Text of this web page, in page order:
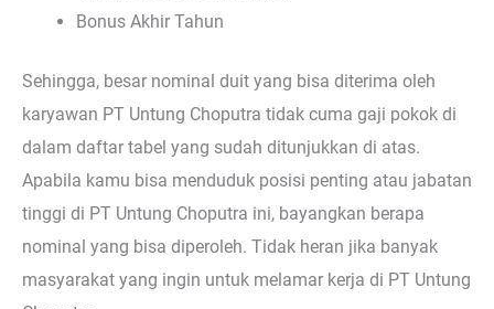
Bonus Akhir Tahun
Sehingga, besar nominal duit yang bisa diterima oleh
karyawan PT Untung Choputra tidak cuma gaji pokok di
dalam daftar tabel yang sudah ditunjukkan di atas.
Apabila kamu bisa menduduk posisi penting atau jabatan
tinggi di PT Untung Choputra ini, bayangkan berapa
nominal yang bisa diperoleh. Tidak heran jika banyak
masyarakat yang ingin untuk melamar kerja di PT Untung